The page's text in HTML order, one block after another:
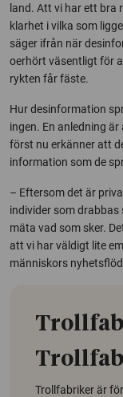
land. Att vi har ett bra
klarhet i vilka som
säger ifrån när
oerhört väsentligt för
rykten får fäste.
Hur desinformation
ingen. En anledning
först nu erkänner att
information som de
– Eftersom det är
individer som
mäta vad som sker.
att vi har väldigt lite
människors
Trollfabriker är